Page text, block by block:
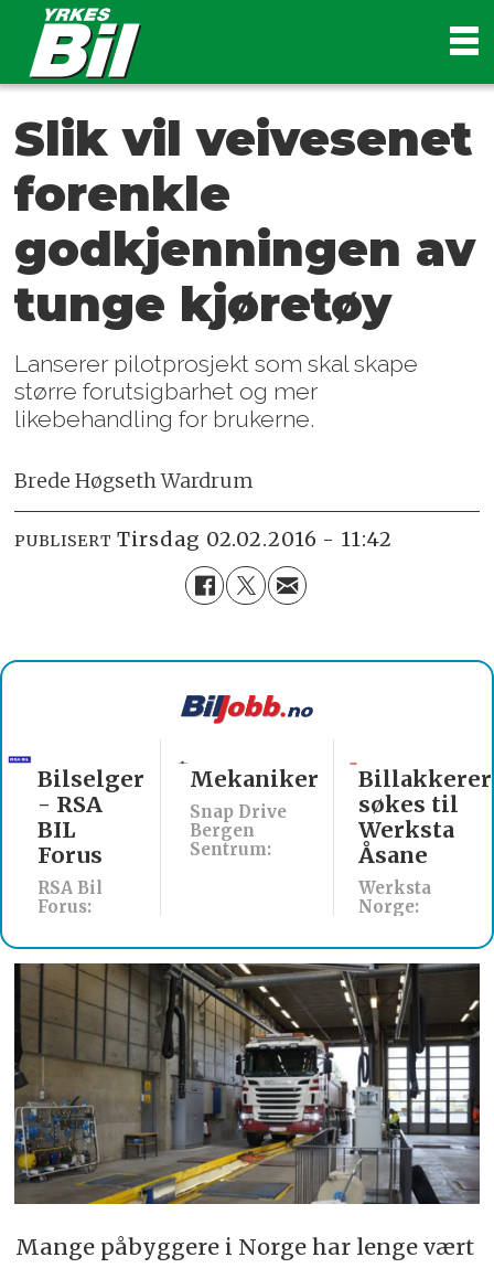
Slik vil veivesenet
forenkle
godkjenningen av
tunge kjøretøy
Lanserer pilotprosjekt som skal skape
større forutsigbarhet og mer
likebehandling for brukerne.
Brede Høgseth Wardrum
PUBLISERT tirsdag 02.02.2016 - 11:42
Snap Drive
Bergen
Sentrum:
Mekaniker
Billakkerer
søkes til
Werksta
Åsane
Rodin & Co AS:
Nordland
Mange påbyggere i Norge har lenge vært